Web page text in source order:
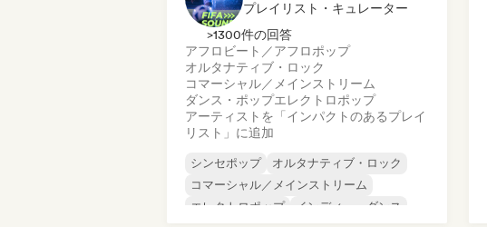
プレイリスト・キュレーター
>1300件の回答
アフロビート／アフロポップ
オルタナティブ・ロック
コマーシャル／メインストリーム
ダンス・ポップエレクトロポップ
アーティストを「インパクトのあるプレイ
リスト」に追加
シンセポップ
オルタナティブ・ロック
コマーシャル／メインストリーム
エレクトロポップ
インディー・ダンス